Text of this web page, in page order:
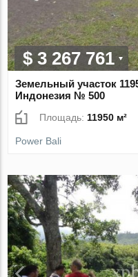
$ 3 267 761
Земельный участок
Индонезия № 500
Площадь: 11950 м²
Power Bali